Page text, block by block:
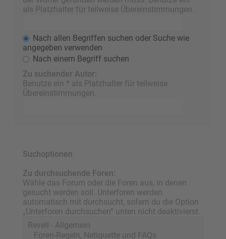
als Platzhalter für teilweise Übereinstimmungen.
Nach allen Begriffen suchen oder Suche wie
angegeben verwenden
Nach einem Begriff suchen
Zu suchender Autor:
Benutze ein * als Platzhalter für teilweise
Übereinstimmungen.
Suchoptionen
Zu durchsuchende Foren:
Wähle das Forum oder die Foren aus, in denen
gesucht werden soll. Unterforen werden
automatisch mit durchsucht, sofern du die Option
„Unterforen durchsuchen“ unten nicht deaktivierst.